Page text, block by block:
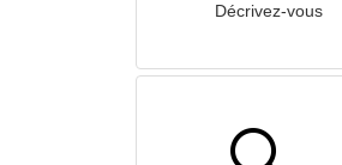
Décrivez-vous